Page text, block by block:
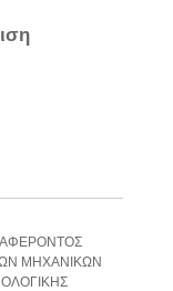
ΜΗΧΑΝΙΚΩΝ